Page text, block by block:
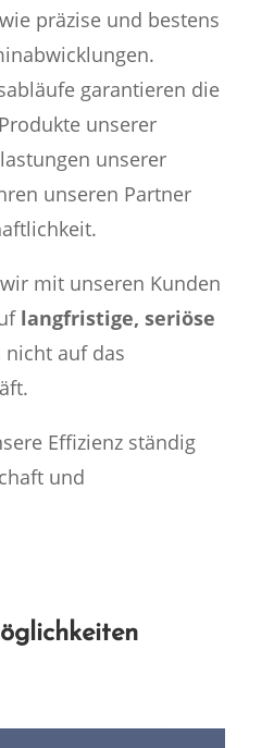
präzise und bestens
garantieren die
unserer
unserer
unseren Partner
mit unseren Kunden
langfristige, seriöse
nicht auf das
Effizienz ständig
und